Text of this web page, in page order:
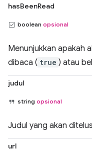
hasBeenRead
boolean opsional
Menunjukkan apakah
dibaca ( true ) atau
judul
string opsional
Judul yang akan
url